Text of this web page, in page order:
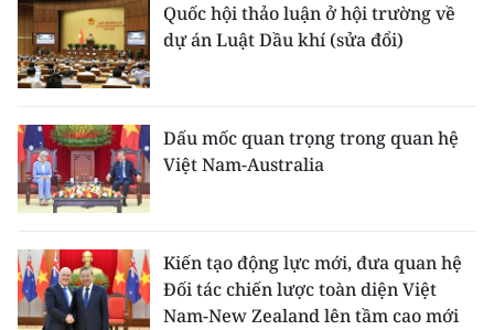
Quốc hội thảo luận ở hội trường về
dự án Luật Dầu khí (sửa đổi)
Dấu mốc quan trọng trong quan hệ
Việt Nam-Australia
Kiến tạo động lực mới, đưa quan hệ
Đối tác chiến lược toàn diện Việt
Nam-New Zealand lên tầm cao mới